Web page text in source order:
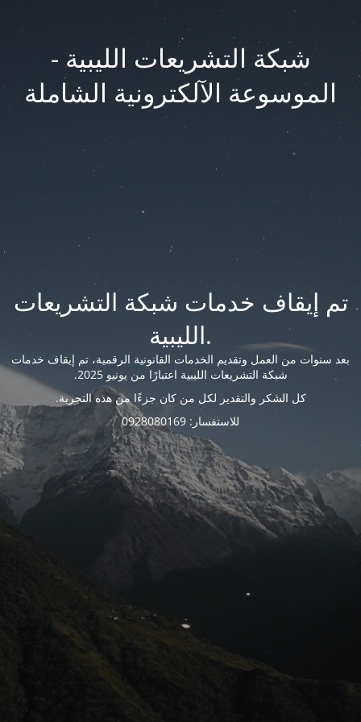
شبكة التشريعات الليبية -
الموسوعة الآلكترونية الشاملة
تم إيقاف خدمات شبكة التشريعات
الليبية.
بعد سنوات من العمل وتقديم الخدمات القانونية الرقمية، تم إيقاف خدمات
شبكة التشريعات الليبية اعتبارًا من يونيو 2025.
كل الشكر والتقدير لكل من كان جزءًا من هذه التجربة.
للاستفسار: 0928080169